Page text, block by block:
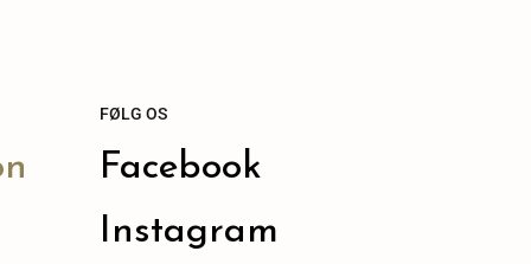
FØLG OS
Facebook
Instagram